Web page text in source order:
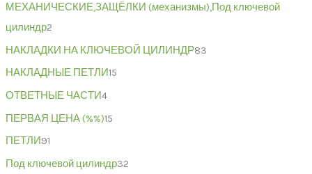
МЕХАНИЧЕСКИЕ,ЗАЩЁЛКИ (механизмы),Под ключевой
цилиндр2
НАКЛАДКИ НА КЛЮЧЕВОЙ ЦИЛИНДР83
НАКЛАДНЫЕ ПЕТЛИ15
ОТВЕТНЫЕ ЧАСТИ4
ПЕРВАЯ ЦЕНА (%%)15
ПЕТЛИ91
Под ключевой цилиндр32